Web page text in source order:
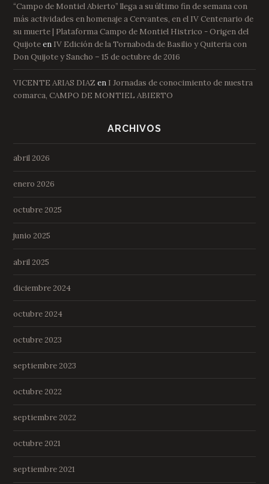
“Campo de Montiel Abierto” llega a su último fin de semana con
más actividades en homenaje a Cervantes, en el IV Centenario de
su muerte | Plataforma Campo de Montiel Histrico - Origen del
Quijoteen IV Edición de la Tornaboda de Basilio y Quiteria con
Don Quijote y Sancho – 15 de octubre de 2016
VICENTE ARIAS DIAZ en I Jornadas de conocimiento de nuestra
comarca, CAMPO DE MONTIEL ABIERTO
ARCHIVOS
abril 2026
enero 2026
octubre 2025
junio 2025
abril 2025
diciembre 2024
octubre 2024
octubre 2023
septiembre 2023
octubre 2022
septiembre 2022
octubre 2021
septiembre 2021